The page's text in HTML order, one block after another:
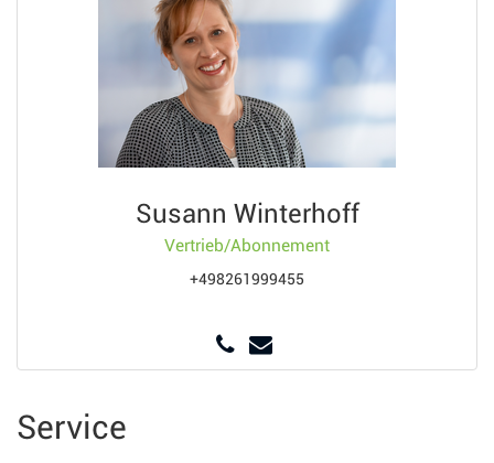
Susann Winterhoff
Vertrieb/Abonnement
+498261999455
Service